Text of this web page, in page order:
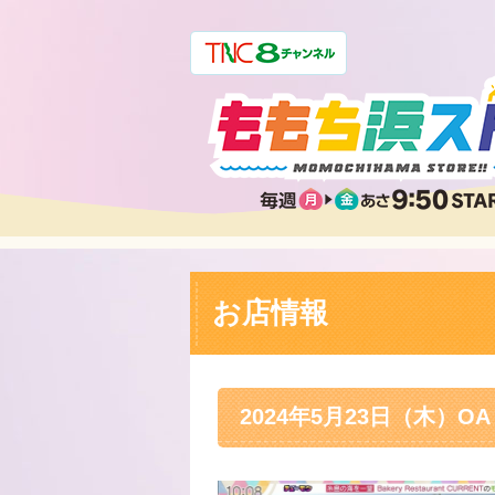
お店情報
2024年5月23日（木）OA